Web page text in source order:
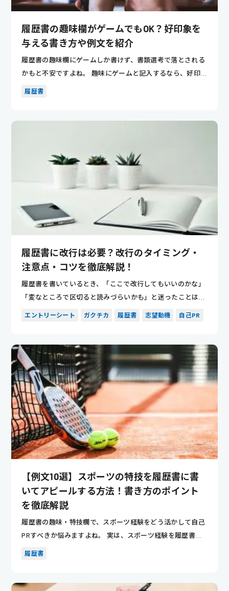
履歴書の趣味欄がゲームでもOK？好印象を
与える書き方や例文を紹介
履歴書の趣味欄にゲームしか書けず、書類選考で落とされる
かもと不安ですよね。 趣味にゲームと記入するなら、好印象
を与える書...
履歴書
履歴書に改行は必要？改行のタイミング・
注意点・コツを徹底解説！
履歴書を書いているとき、「ここで改行してもいいのかな」
「変なところで区切ると読みづらいかも」と迷ったことはあ
エントリーシート ガクチカ 履歴書 志望動機 自己PR
【例文10選】スポーツの特技を履歴書に書
いてアピールする方法！書き方のポイント
を徹底解説
履歴書の趣味・特技欄で、スポーツ経験をどう活かして自己
PRすべきか悩みますよね。 実は、スポーツ経験を履歴書に
効果的に記...
履歴書